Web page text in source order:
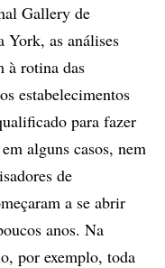
Gallery de
York, as análises
à rotina das
estabelecimentos
para fazer
alguns casos, nem
de
a se abrir
anos. Na
por exemplo, toda